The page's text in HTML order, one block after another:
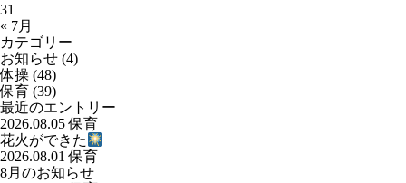
31
« 7月
カテゴリー
お知らせ (4)
体操 (48)
保育 (39)
最近のエントリー
2026.08.05保育
花火ができた
2026.08.01保育
8月のお知らせ